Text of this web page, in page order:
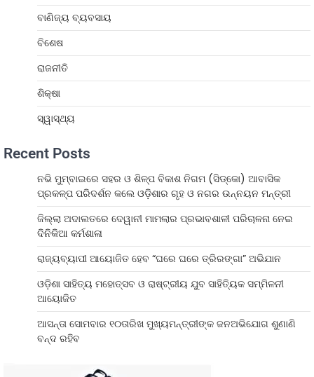
ବାଣିଜ୍ୟ ବ୍ୟବସାୟ
ବିଶେଷ
ରାଜନୀତି
ଶିକ୍ଷା
ସ୍ୱାସ୍ଥ୍ୟ
Recent Posts
ନଭି ମୁମ୍ବାଇରେ ସହର ଓ ଶିଳ୍ପ ବିକାଶ ନିଗମ (ସିଡ୍‌କୋ) ଆବାସିକ
ପ୍ରକଳ୍ପ ପରିଦର୍ଶନ କଲେ ଓଡ଼ିଶାର ଗୃହ ଓ ନଗର ଉନ୍ନୟନ ମନ୍ତ୍ରୀ
ଜିଲ୍ଲା ଅଦାଲତରେ ଦେୱାନୀ ମାମଲାର ପ୍ରଭାବଶାଳୀ ପରିଚାଳନା ନେଇ
ଦିନିକିଆ କର୍ମଶାଳା
ରାଜ୍ୟବ୍ୟାପୀ ଆୟୋଜିତ ହେବ “ଘରେ ଘରେ ତ୍ରିରଙ୍ଗା” ଅଭିଯାନ
ଓଡ଼ିଶା ସାହିତ୍ୟ ମହୋତ୍ସବ ଓ ରାଷ୍ଟ୍ରୀୟ ଯୁବ ସାହିତ୍ୟିକ ସମ୍ମିଳନୀ
ଆୟୋଜିତ
ଆସନ୍ତା ସୋମବାର ୧୦ତାରିଖ ମୁଖ୍ୟମନ୍ତ୍ରୀଙ୍କ ଜନଅଭିଯୋଗ ଶୁଣାଣି
ବନ୍ଦ ରହିବ